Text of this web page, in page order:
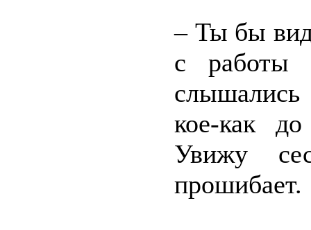
– Ты бы
с работы
кое-как
Увижу
прошибает.